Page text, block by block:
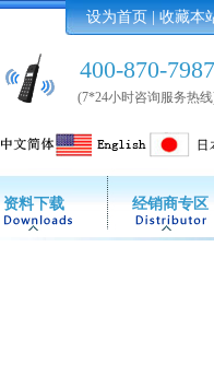
设为首页|收藏本
400-870-7987
(7*24小时咨询服务热
资料下载 经销商专区